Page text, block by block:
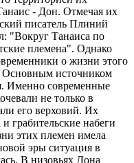
- Дон. Отмечая их
писатель Плиний
"Вокруг Танаиса по
племена". Однако
о жизни этого
источником
Именно современные
не только в
его верховий. Их
грабительские набеги
этих племен имела
эры ситуация в
В низовьях Дона